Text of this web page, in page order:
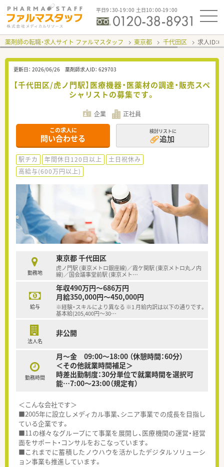
平日9：30-19：00 土日10：00-19：00
薬剤師の転職・求人サイト ファルマスタッフ 東京都 千代田区 求人ID：
更新日： 2026/06/26 薬剤師求人ID： 629703
【千代田区/虎ノ門駅】医療機器・医薬材の調達・販売スペ
シャリストの募集です。
企業 正社員
この求人に
問い合わせる
検討リストに
追加
駅チカ 年間休日120日以上
土日祝休み
高給与(600万円以上)
勤務地
東京都 千代田区
虎ノ門駅 (東京メトロ銀座線)／霞ケ関駅 (東京メトロ丸ノ内
線)／国会議事堂前駅 (東京メト…
給与
年収490万円～686万円
月給350,000円～450,000円
※経験・スキルにより異なる ※1 月給内訳は以下の通りです。
基本給(205,400円～30…
法人名
非公開
勤務時間
月～金 09:00～18:00 （休憩時間：60分）
＜その他就業時間補足＞
時差出勤制度：30分単位で就業時間を選択可
能…7:00～23:00（規定有）
＜こんな会社です＞
■2005年に設立しメディカル事業、シニア事業での成長を目指し
ている企業です。
■11の様々なグループにて事業を展開し、医療機関の運営・経営
面をサポート・コンサルをおこなっています。
■これまでに蓄積したノウハウを活かしたデジタルソリューシ
ョン事業も推進しています。